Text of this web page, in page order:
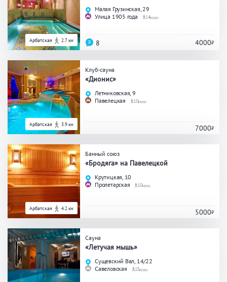
Арбатская 2.7 км
Малая Грузинская, 29
Улица 1905 года
14
4000
8
Арбатская 3.9 км
Клуб-сауна
«Дионис»
Летниковская, 9
Павелецкая
10
7000
Арбатская 4.2 км
Банный союз
«Бродяга» на Павелецкой
Крутицкая, 10
Пролетарская
10
5000
Сауна
«Летучая мышь»
Сущевский Вал, 14/22
Савеловская
13